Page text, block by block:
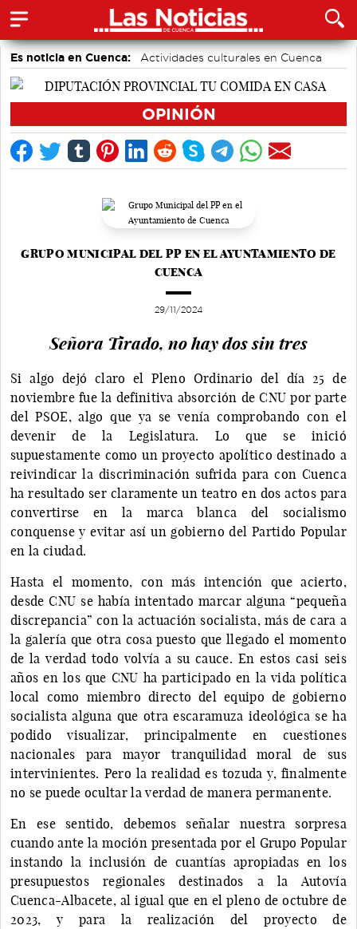
Es noticia en Cuenca:
Actividades culturales en Cuenca
Motor
OPINIÓN
GRUPO MUNICIPAL DEL PP EN EL AYUNTAMIENTO DE
CUENCA
29/11/2024
Señora Tirado, no hay dos sin tres
Si algo dejó claro el Pleno Ordinario del día 25 de
noviembre fue la definitiva absorción de CNU por parte
del PSOE, algo que ya se venía comprobando con el
devenir de la Legislatura. Lo que se inició
supuestamente como un proyecto apolítico destinado a
reivindicar la discriminación sufrida para con Cuenca
ha resultado ser claramente un teatro en dos actos para
convertirse en la marca blanca del socialismo
conquense y evitar así un gobierno del Partido Popular
en la ciudad.
Hasta el momento, con más intención que acierto,
desde CNU se había intentado marcar alguna “pequeña
discrepancia” con la actuación socialista, más de cara a
la galería que otra cosa puesto que llegado el momento
de la verdad todo volvía a su cauce. En estos casi seis
años en los que CNU ha participado en la vida política
local como miembro directo del equipo de gobierno
socialista alguna que otra escaramuza ideológica se ha
podido visualizar, principalmente en cuestiones
nacionales para mayor tranquilidad moral de sus
intervinientes. Pero la realidad es tozuda y, finalmente
no se puede ocultar la verdad de manera permanente.
En ese sentido, debemos señalar nuestra sorpresa
cuando ante la moción presentada por el Grupo Popular
instando la inclusión de cuantías apropiadas en los
presupuestos regionales destinados a la Autovía
Cuenca-Albacete, al igual que en el pleno de octubre de
2023, y para la realización del proyecto de